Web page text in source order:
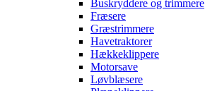
Buskryddere og trimmere
Fræsere
Græstrimmere
Havetraktorer
Hækkeklippere
Motorsave
Løvblæsere